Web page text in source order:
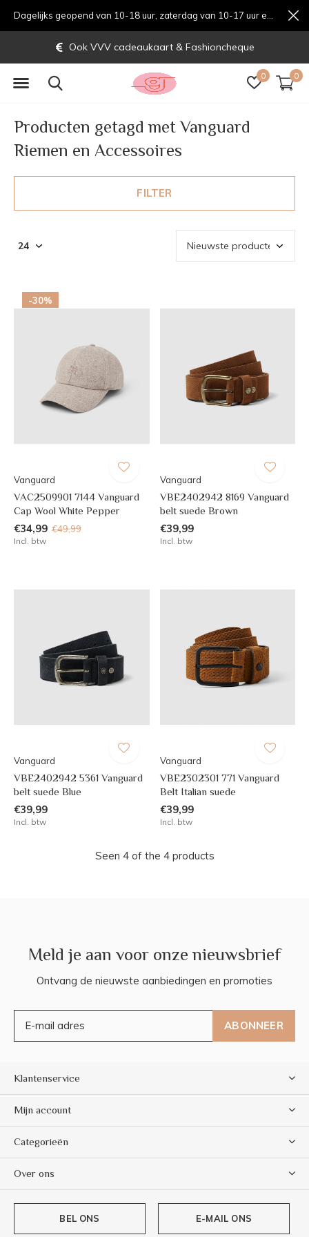
0 0
Ook VVV cadeaukaart & Fashioncheque
Producten getagd met Vanguard
Riemen en Accessoires
FILTER
-30%
Vanguard
VAC2509901 7144 Vanguard
Cap Wool White Pepper
€34,99 €49,99
Incl. btw
Vanguard
VBE2402942 8169 Vanguard
belt suede Brown
€39,99
Incl. btw
Vanguard
VBE2402942 5361 Vanguard
belt suede Blue
€39,99
Incl. btw
Vanguard
VBE2302301 771 Vanguard
Belt Italian suede
€39,99
Incl. btw
Seen 4 of the 4 products
Meld je aan voor onze nieuwsbrief
Ontvang de nieuwste aanbiedingen en promoties
ABONNEER
Klantenservice
Mijn account
Categorieën
Over ons
BEL ONS E-MAIL ONS